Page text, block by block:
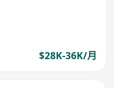
$28K-36K/月